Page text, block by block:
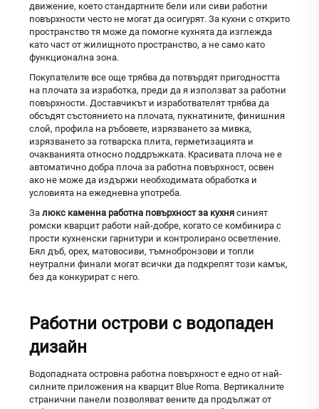
движение, което стандартните бели или сиви работни
повърхности често не могат да осигурят. За кухни с открито
пространство тя може да помогне кухнята да изглежда
като част от жилищното пространство, а не само като
функционална зона.
Покупателите все още трябва да потвърдят пригодността
на плочата за изработка, преди да я използват за работни
повърхности. Доставчикът и изработвателят трябва да
обсъдят състоянието на плочата, пукнатините, финишния
слой, профила на ръбовете, изрязването за мивка,
изрязването за готварска плита, герметизацията и
очакванията относно поддръжката. Красивата плоча не е
автоматично добра плоча за работна повърхност, освен
ако не може да издържи необходимата обработка и
условията на ежедневна употреба.
За люкс каменна работна повърхност за кухня синият
ромски кварцит работи най-добре, когато се комбинира с
прости кухненски гарнитури и контролирано осветление.
Бял дъб, орех, матовосиви, тъмнобронзови и топли
неутрални финали могат всички да подкрепят този камък,
без да конкурират с него.
Работни острови с водопаден
дизайн
Водопадната островна работна повърхност е едно от най-
силните приложения на кварцит Blue Roma. Вертикалните
странични панели позволяват вените да продължат от